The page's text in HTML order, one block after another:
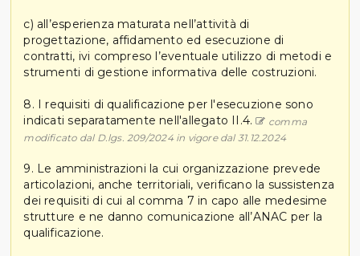
c) all’esperienza maturata nell’attività di
progettazione, affidamento ed esecuzione di
contratti, ivi compreso l’eventuale utilizzo di metodi e
strumenti di gestione informativa delle costruzioni.
8. I requisiti di qualificazione per l'esecuzione sono
indicati separatamente nell'allegato II.4.
comma
modificato dal D.lgs. 209/2024 in vigore dal 31.12.2024
9. Le amministrazioni la cui organizzazione prevede
articolazioni, anche territoriali, verificano la sussistenza
dei requisiti di cui al comma 7 in capo alle medesime
strutture e ne danno comunicazione all’ANAC per la
qualificazione.